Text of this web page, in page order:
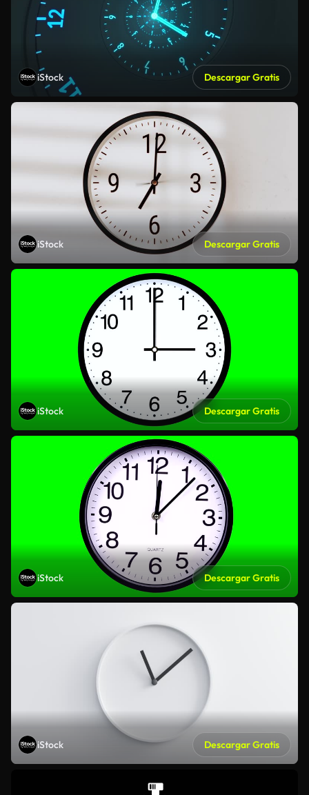
iStock Descargar Gratis
iStock Descargar Gratis
iStock Descargar Gratis
iStock Descargar Gratis
iStock Descargar Gratis